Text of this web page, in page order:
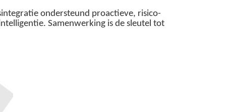
ondersteund proactieve, risico-
Samenwerking is de sleutel tot